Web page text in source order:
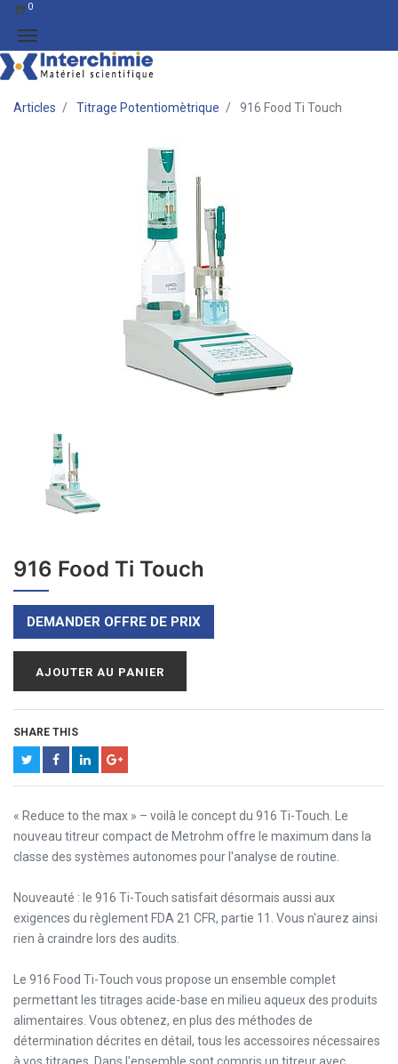
0
Articles Titrage Potentiomètrique 916 Food Ti Touch
916 Food Ti Touch
DEMANDER OFFRE DE PRIX
AJOUTER AU PANIER
SHARE THIS
« Reduce to the max » – voilà le concept du 916 Ti-Touch. Le
nouveau titreur compact de Metrohm offre le maximum dans la
classe des systèmes autonomes pour l'analyse de routine.
Nouveauté : le 916 Ti-Touch satisfait désormais aussi aux
exigences du règlement FDA 21 CFR, partie 11. Vous n'aurez ainsi
rien à craindre lors des audits.
Le 916 Food Ti-Touch vous propose un ensemble complet
permettant les titrages acide-base en milieu aqueux des produits
alimentaires. Vous obtenez, en plus des méthodes de
détermination décrites en détail, tous les accessoires nécessaires